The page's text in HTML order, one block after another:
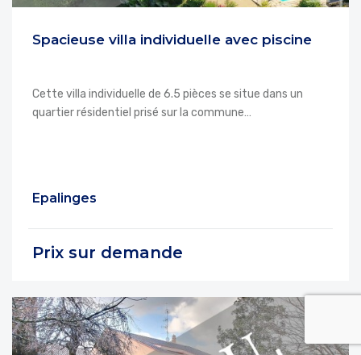
Spacieuse villa individuelle avec piscine
Cette villa individuelle de 6.5 pièces se situe dans un
quartier résidentiel prisé sur la commune…
Epalinges
Prix sur demande